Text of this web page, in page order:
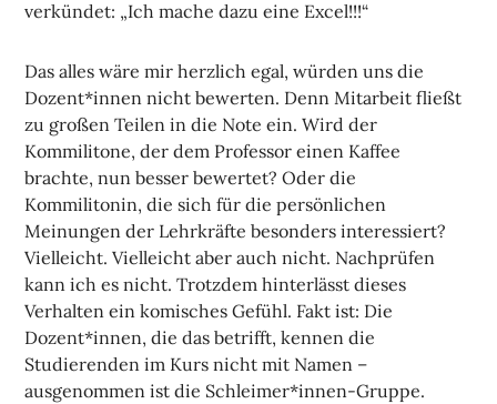
verkündet: „Ich mache dazu eine Excel!!!“
Das alles wäre mir herzlich egal, würden uns die
Dozent*innen nicht bewerten. Denn Mitarbeit fließt
zu großen Teilen in die Note ein. Wird der
Kommilitone, der dem Professor einen Kaffee
brachte, nun besser bewertet? Oder die
Kommilitonin, die sich für die persönlichen
Meinungen der Lehrkräfte besonders interessiert?
Vielleicht. Vielleicht aber auch nicht. Nachprüfen
kann ich es nicht. Trotzdem hinterlässt dieses
Verhalten ein komisches Gefühl. Fakt ist: Die
Dozent*innen, die das betrifft, kennen die
Studierenden im Kurs nicht mit Namen –
ausgenommen ist die Schleimer*innen-Gruppe.